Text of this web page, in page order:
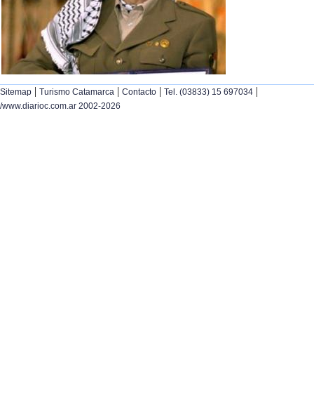
Sitemap | Turismo Catamarca | Contacto | Tel. (03833) 15 697034 |
/www.diarioc.com.ar 2002-2026